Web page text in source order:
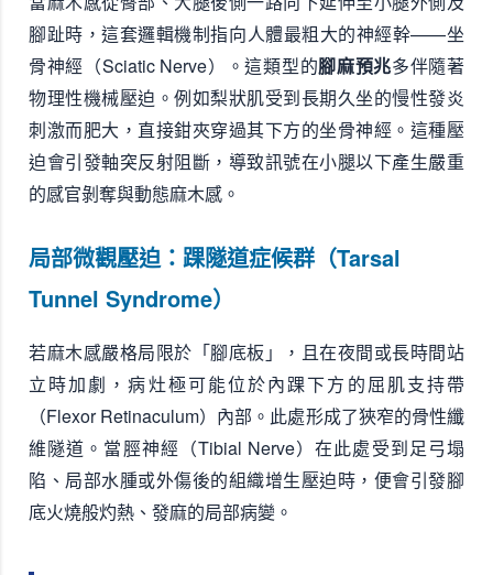
腳趾時，這套邏輯機制指向人體最粗大的神經幹——坐
骨神經（Sciatic Nerve）。這類型的腳麻預兆多伴隨著
物理性機械壓迫。例如梨狀肌受到長期久坐的慢性發炎
刺激而肥大，直接鉗夾穿過其下方的坐骨神經。這種壓
迫會引發軸突反射阻斷，導致訊號在小腿以下產生嚴重
的感官剝奪與動態麻木感。
局部微觀壓迫：踝隧道症候群（Tarsal
Tunnel Syndrome）
若麻木感嚴格局限於「腳底板」，且在夜間或長時間站
立時加劇，病灶極可能位於內踝下方的屈肌支持帶
（Flexor Retinaculum）內部。此處形成了狹窄的骨性纖
維隧道。當脛神經（Tibial Nerve）在此處受到足弓塌
陷、局部水腫或外傷後的組織增生壓迫時，便會引發腳
底火燒般灼熱、發麻的局部病變。